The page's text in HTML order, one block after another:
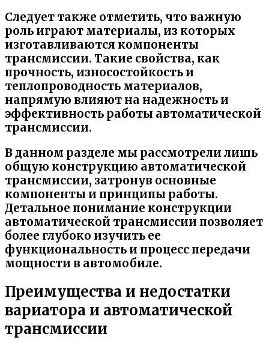
Следует также отметить, что важную
роль играют материалы, из которых
изготавливаются компоненты
трансмиссии. Такие свойства, как
прочность, износостойкость и
теплопроводность материалов,
напрямую влияют на надежность и
эффективность работы автоматической
трансмиссии.
В данном разделе мы рассмотрели лишь
общую конструкцию автоматической
трансмиссии, затронув основные
компоненты и принципы работы.
Детальное понимание конструкции
автоматической трансмиссии позволяет
более глубоко изучить ее
функциональность и процесс передачи
мощности в автомобиле.
Преимущества и недостатки
вариатора и автоматической
трансмиссии